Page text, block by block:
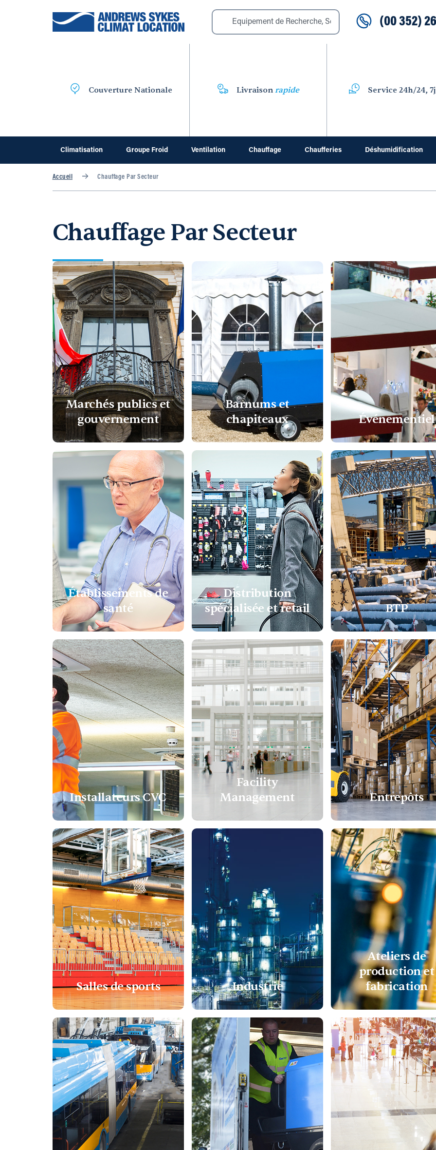
(00 352)
Couverture Nationale Livraison rapide Service 24h/24,
Climatisation Groupe Froid Ventilation Chauffage Chaufferies Déshumidification
Accueil Chauffage Par Secteur
Chauffage Par Secteur
Marchés publics et
gouvernement
Barnums et
chapiteaux
Événementiel
Établissements de
santé
Distribution
spécialisée et retail
BTP
Installateurs CVC
Facility
Management
Entrepôts
Salles de sports Industrie
Ateliers de
production et
fabrication